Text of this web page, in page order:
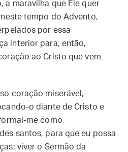
a maravilha que Ele quer
tempo do Advento,
por essa
interior para, então,
ao Cristo que vem
coração miserável,
o diante de Cristo e
me como
santos, para que eu possa
viver o Sermão da